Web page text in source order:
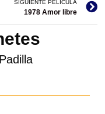
SIGUIENTE PELÍCULA
1978 Amor libre